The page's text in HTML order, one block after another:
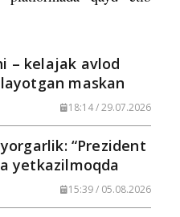
– kelajak avlod
maskan
18:14 / 29.07.2026
“Prezident
yetkazilmoqda
15:39 / 05.08.2026